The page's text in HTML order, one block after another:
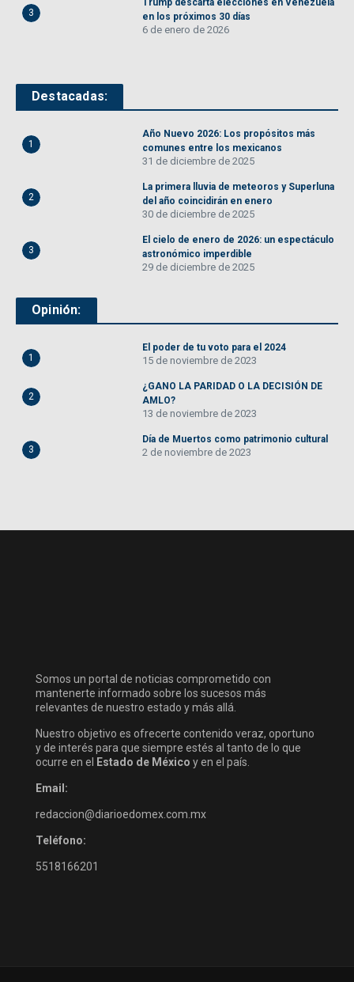
3
Trump descarta elecciones en Venezuela
en los próximos 30 días
6 de enero de 2026
Destacadas:
1
Año Nuevo 2026: Los propósitos más
comunes entre los mexicanos
31 de diciembre de 2025
2
La primera lluvia de meteoros y Superluna
del año coincidirán en enero
30 de diciembre de 2025
3
El cielo de enero de 2026: un espectáculo
astronómico imperdible
29 de diciembre de 2025
Opinión:
1
El poder de tu voto para el 2024
15 de noviembre de 2023
2
¿GANO LA PARIDAD O LA DECISIÓN DE
AMLO?
13 de noviembre de 2023
3
Día de Muertos como patrimonio cultural
2 de noviembre de 2023
Somos un portal de noticias comprometido con
mantenerte informado sobre los sucesos más
relevantes de nuestro estado y más allá.
Nuestro objetivo es ofrecerte contenido veraz, oportuno
y de interés para que siempre estés al tanto de lo que
ocurre en el
Estado de México y en el país.
Email:
redaccion@diarioedomex.com.mx
Teléfono:
5518166201